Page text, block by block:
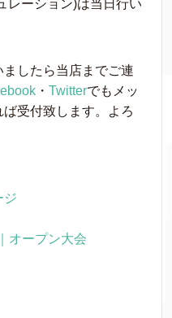
ーション)は当日行い
したら当店までご連
・ Twitterでもメッ
受付致します。よろ
ジ
オープン大会